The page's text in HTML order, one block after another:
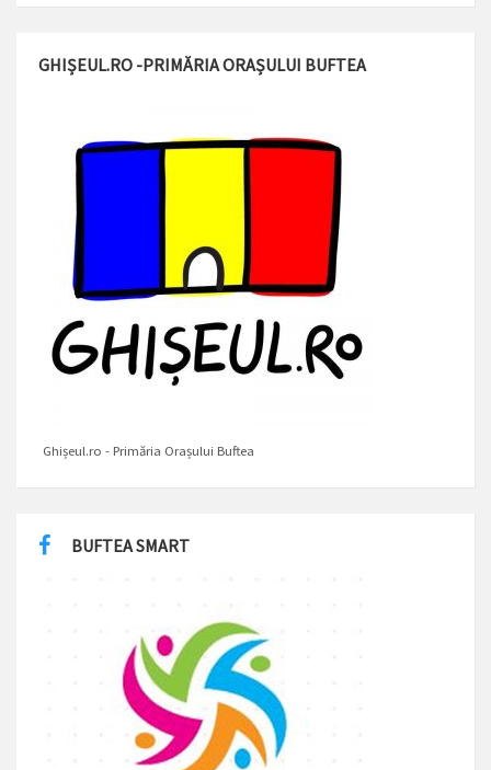
GHIȘEUL.RO -PRIMĂRIA ORAȘULUI BUFTEA
Ghișeul.ro - Primăria Orașului Buftea
BUFTEA SMART